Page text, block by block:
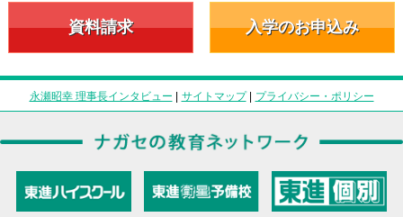
資料請求 入学のお申込み
永瀬昭幸 理事長インタビュー | サイトマップ| プライバシー・ポリシー